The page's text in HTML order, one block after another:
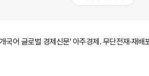
국어 글로벌 경제신문' 아주경제. 무단전재·재배